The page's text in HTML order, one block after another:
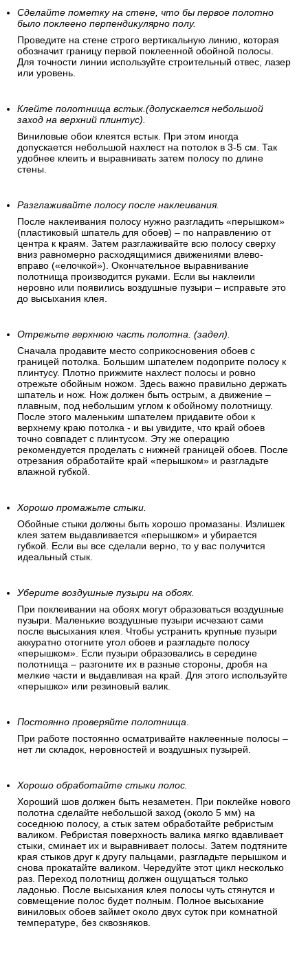
Сделайте пометку на стене, что бы первое полотно
было поклеено перпендикулярно полу.
Проведите на стене строго вертикальную линию, которая
обозначит границу первой поклеенной обойной полосы.
Для точности линии используйте строительный отвес, лазер
или уровень.
Клейте полотнища встык.(допускается небольшой
заход на верхний плинтус).
Виниловые обои клеятся встык. При этом иногда
допускается небольшой нахлест на потолок в 3-5 см. Так
удобнее клеить и выравнивать затем полосу по длине
стены.
Разглаживайте полосу после наклеивания.
После наклеивания полосу нужно разгладить «перышком»
(пластиковый шпатель для обоев) – по направлению от
центра к краям. Затем разглаживайте всю полосу сверху
вниз равномерно расходящимися движениями влево-
вправо («елочкой»). Окончательное выравнивание
полотнища производится руками. Если вы наклеили
неровно или появились воздушные пузыри – исправьте это
до высыхания клея.
Отрежьте верхнюю часть полотна. (задел).
Сначала продавите место соприкосновения обоев с
границей потолка. Большим шпателем подоприте полосу к
плинтусу. Плотно прижмите нахлест полосы и ровно
отрежьте обойным ножом. Здесь важно правильно держать
шпатель и нож. Нож должен быть острым, а движение –
плавным, под небольшим углом к обойному полотнищу.
После этого маленьким шпателем придавите обои к
верхнему краю потолка - и вы увидите, что край обоев
точно совпадет с плинтусом. Эту же операцию
рекомендуется проделать с нижней границей обоев. После
отрезания обработайте край «перышком» и разгладьте
влажной губкой.
Хорошо промажьте стыки.
Обойные стыки должны быть хорошо промазаны. Излишек
клея затем выдавливается «перышком» и убирается
губкой. Если вы все сделали верно, то у вас получится
идеальный стык.
Уберите воздушные пузыри на обоях.
При поклеивании на обоях могут образоваться воздушные
пузыри. Маленькие воздушные пузыри исчезают сами
после высыхания клея. Чтобы устранить крупные пузыри
аккуратно отогните угол обоев и разгладьте полосу
«перышком». Если пузыри образовались в середине
полотнища – разгоните их в разные стороны, дробя на
мелкие части и выдавливая на край. Для этого используйте
«перышко» или резиновый валик.
Постоянно проверяйте полотнища.
При работе постоянно осматривайте наклеенные полосы –
нет ли складок, неровностей и воздушных пузырей.
Хорошо обработайте стыки полос.
Хороший шов должен быть незаметен. При поклейке нового
полотна сделайте небольшой заход (около 5 мм) на
соседнюю полосу, а стык затем обработайте ребристым
валиком. Ребристая поверхность валика мягко вдавливает
стыки, сминает их и выравнивает полосы. Затем подтяните
края стыков друг к другу пальцами, разгладьте перышком и
снова прокатайте валиком. Чередуйте этот цикл несколько
раз. Переход полотнищ должен ощущаться только
ладонью. После высыхания клея полосы чуть стянутся и
совмещение полос будет полным. Полное высыхание
виниловых обоев займет около двух суток при комнатной
температуре, без сквозняков.